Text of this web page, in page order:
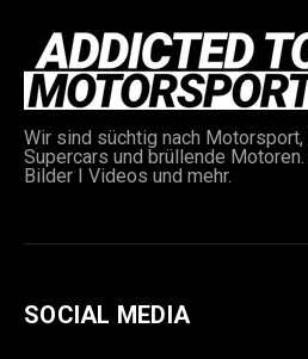
Wir sind süchtig nach
Supercars und brüllende
Bilder I Videos und mehr.
SOCIAL MEDIA